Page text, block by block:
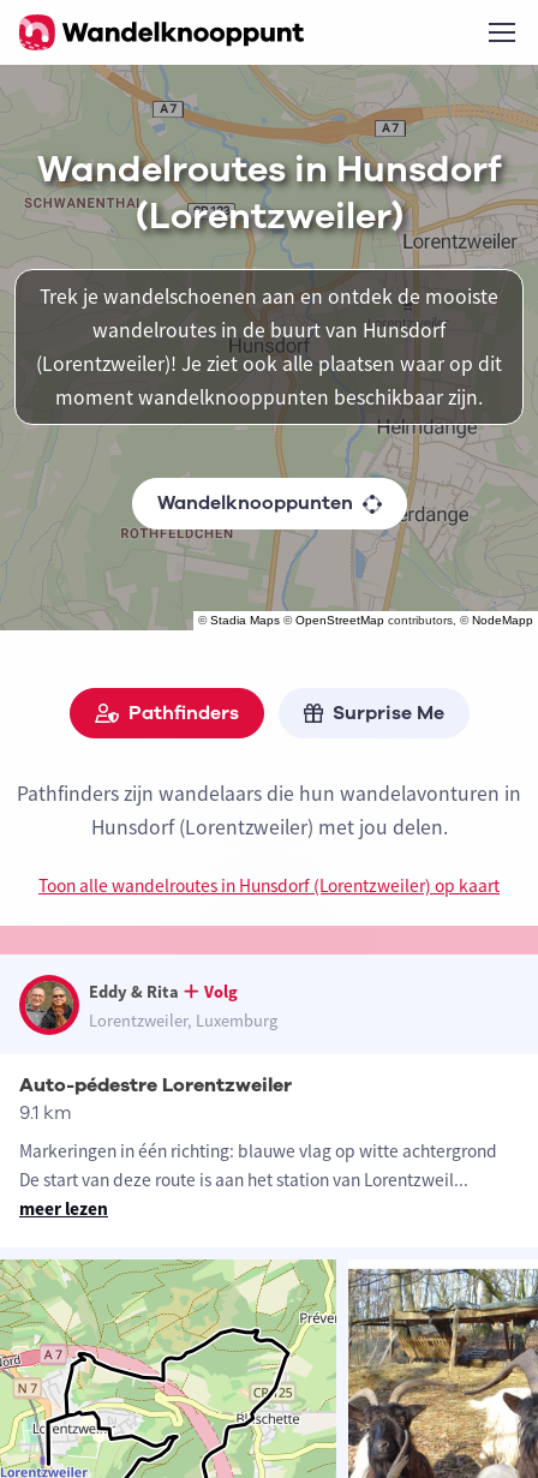
©Stadia Maps ©OpenStreetMap contributors, ©NodeMapp
Wandelroutes in Hunsdorf
(Lorentzweiler)
Trek je wandelschoenen aan en ontdek de mooiste
wandelroutes in de buurt van Hunsdorf
(Lorentzweiler)! Je ziet ook alle plaatsen waar op dit
moment wandelknooppunten beschikbaar zijn.
Wandelknooppunten
Pathfinders Surprise Me
Pathfinders zijn wandelaars die hun wandelavonturen in
Hunsdorf (Lorentzweiler) met jou delen.
Toon alle wandelroutes in Hunsdorf (Lorentzweiler) op kaart
Eddy & Rita
Volg
Lorentzweiler, Luxemburg
Auto-pédestre Lorentzweiler
9.1 km
Markeringen in één richting: blauwe vlag op witte achtergrond
De start van deze route is aan het station van Lorentzweil...
meer lezen